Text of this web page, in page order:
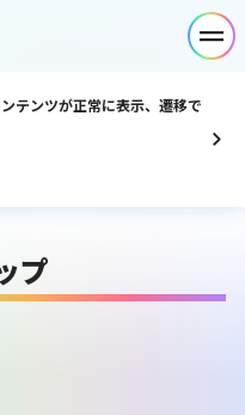
テンツが正常に表示、遷移で
プ